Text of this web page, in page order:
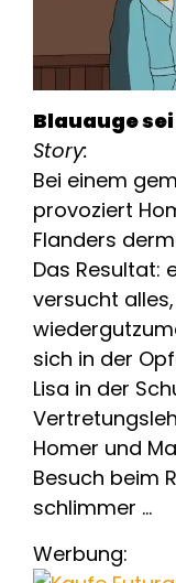
Blauauge
Story:
Bei einem
provoziert
Flanders
Das Resultat:
versucht
sich in der
Lisa in der
Homer und
Besuch beim
schlimmer …
Werbung: